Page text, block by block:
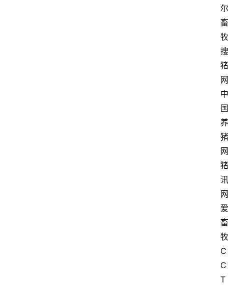
尔
畜
牧
搜
猪
网
中
国
养
猪
网
猪
讯
网
爱
畜
牧
C
C
T